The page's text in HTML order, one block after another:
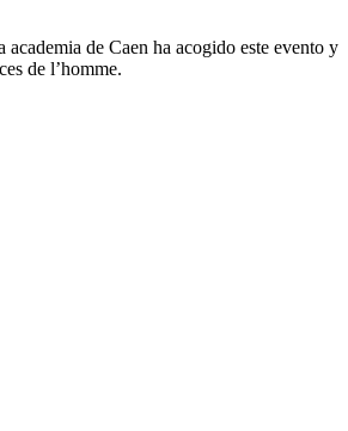
academia de Caen ha acogido este evento y
de l’homme.